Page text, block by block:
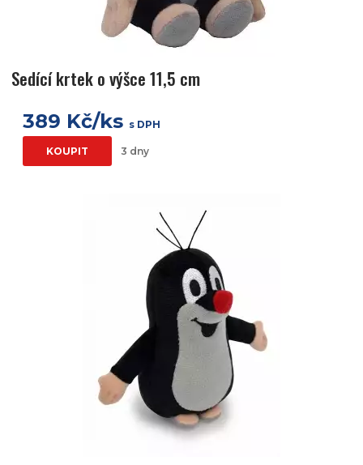
Sedící krtek o výšce 11,5 cm
389 Kč/ks s DPH
KOUPIT 3 dny